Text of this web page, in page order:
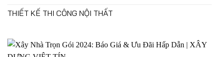
THIẾT KẾ THI CÔNG NỘI THẤT